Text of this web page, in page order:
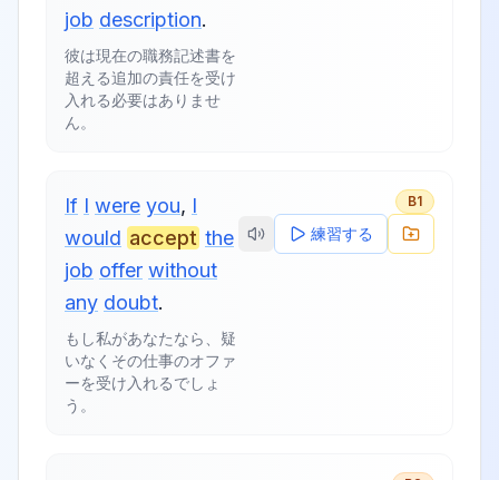
job description.
彼は現在の職務記述書を
超える追加の責任を受け
入れる必要はありませ
ん。
If I were you, I
would accept the
job offer without
any doubt.
もし私があなたなら、疑
いなくその仕事のオファ
ーを受け入れるでしょ
う。
B1
練習する